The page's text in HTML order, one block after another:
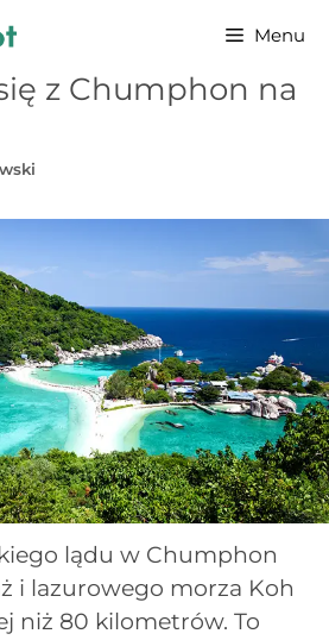
Menu
z Chumphon na
lądu w Chumphon
i lazurowego morza Koh
niż 80 kilometrów. To